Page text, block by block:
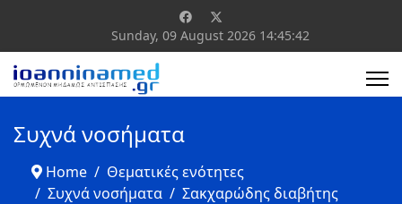
Sunday, 09 August 2026 14:45:42
Συχνά νοσήματα
Home
Θεματικές ενότητες
Συχνά νοσήματα
Σακχαρώδης διαβήτης